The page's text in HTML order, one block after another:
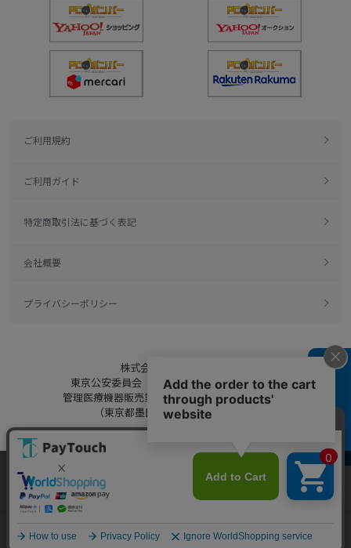
よくある質問
ご利用規約
ご利用ガイド
特定商取引法に基づく表記
会社概要
プライバシーポリシー
株式会社綿半ドットコム
東京公安委員会（許可済み） 306609804230号
管理医療機器販売業 届出日：平成27年11月19日
（東京都墨田区保健所生活衛生課）
Copyright 2022
Watahan.com Co., Ltd.
Powered by Watahan Partners Co., Ltd.
当ウェブサイトでは、お客様により良いサービス
をご提供するため、クッキーを利用しています。
サイト利用を継続することにより、クッキーの使
細はこちら」をご覧ください。
同意する